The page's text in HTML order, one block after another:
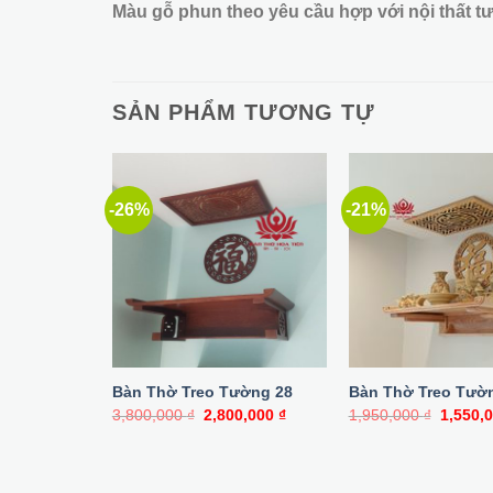
Màu gỗ phun theo yêu cầu hợp với nội thất
SẢN PHẨM TƯƠNG TỰ
-26%
Bàn Thờ Treo Tường 28
3,800,000₫ Giá
2,800,000₫Giá
-21%
Bàn Thờ Treo
1,950,000₫ Giá